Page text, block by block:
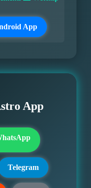
App
App
Telegram